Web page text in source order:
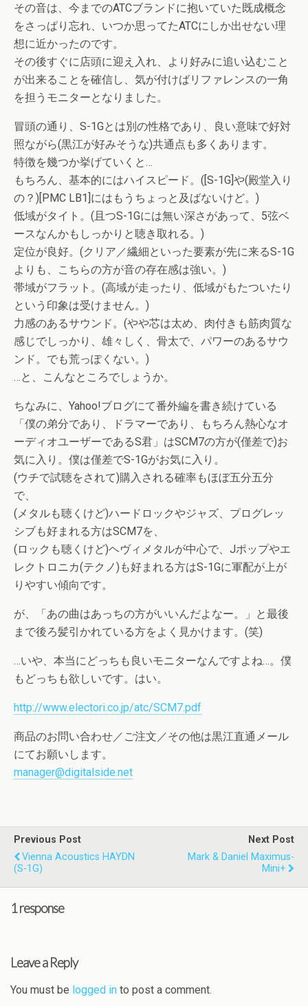
その音は、今までのATCブランドに抱いていた既成概念
をさっぱり忘れ、いつか思ってたATCにしか出せない理
想に近かったのです。
その後すぐに店頭に迎え入れ、より好みに追い込むこと
が出来ることを確信し、気が付けばリファレンスの一角
を担うモニターとなりました。
冒頭の通り、S-1Gとは別の性格であり、良い意味で好対
照ながら(黒江が好みそうな)共通点も多くあります。
特徴を幾つか挙げていくと…
もちろん、基本的にはハイスピード。([S-1G]や(殿堂入り
の？)[PMC LB1]にはもうちょっと及ばないけど。)
低域がタイト。(且つS-1Gには無い深さがあって、5弦ベ
ースなんかもしっかりと聴き取れる。)
定位が良好。(クリア／繊細といった要素が先に来るS-1G
よりも、こちらの方が音の存在感は強い。)
帯域がフラット。(高域が走ったり、低域がもたついたり
という印象は受けません。)
力感のあるサウンド。(やや芯は太め、肉付きも筋肉質な
感じでしっかり、雄々しく、骨太で、パワーのあるサウ
ンド。でも荒っぽくない。)
…と、こんなところでしょうか。
ちなみに、Yahoo!ブログにて番外編を書き続けている
「僕の弟分であり、ドラマーであり、もちろん熱心なオ
ーディオユーザーであるS君」はSCM7の方が(僅差で)お
気に入り。僕は僅差でS-1Gがお気に入り。
(ウチで試聴をされて)購入される確率もほぼ五分五分
で、
(メタルも聴くけど)ハードロックやジャズ、プログレッ
シブも好まれる方はSCM7を、
(ロックも聴くけど)ヘヴィメタルが中心で、Jポップやエ
レクトロニカ(テクノ)も好まれる方はS-1Gに軍配が上が
りやすい傾向です。
が、「あの曲はあっちの方がいいんだよなー。」と最後
まで後ろ髪引かれている方をよく見かけます。(笑)
…いや、本当にどっちも良いモニターなんですよね…。僕
もどっちも欲しいです。はい。
http://www.electori.co.jp/atc/SCM7.pdf
商品のお問い合わせ／ご注文／その他は黒江直通メール
にてお願いします。
manager@digitalside.net
Previous Post
Vienna Acoustics HAYDN
(S-1G)
Next Post
Mark & Daniel Maximus-
Mini+
1 response
Leave a Reply
You must be logged in to post a comment.